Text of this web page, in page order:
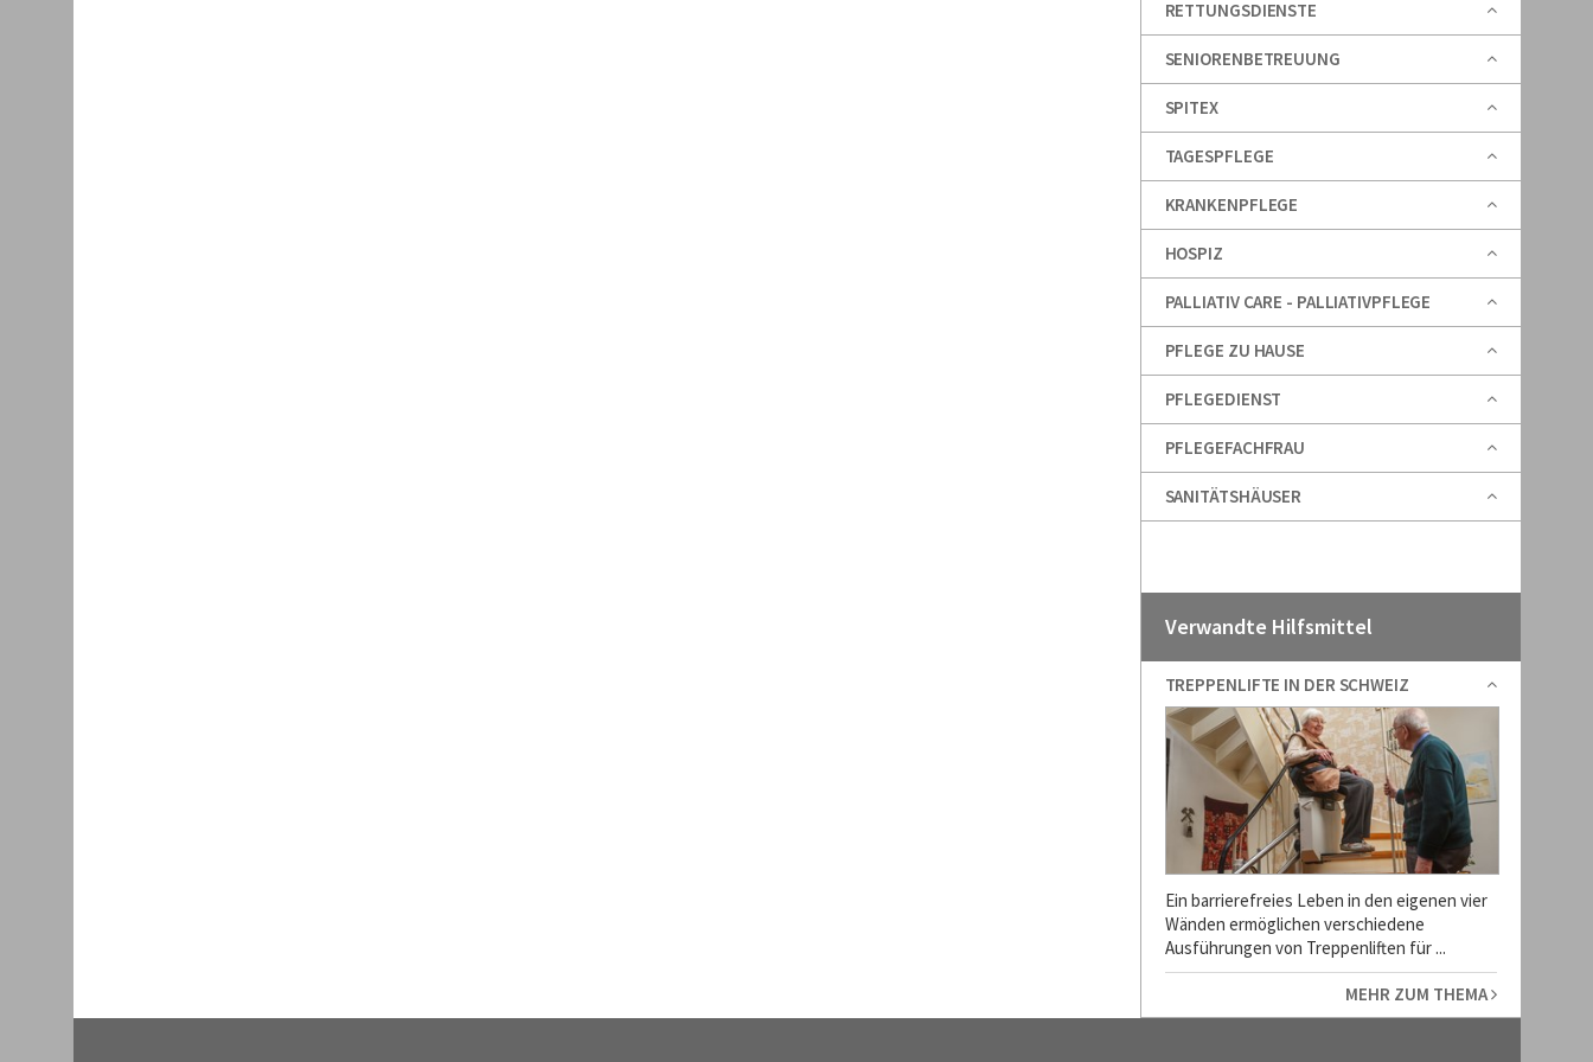
RETTUNGSDIENSTE
SENIORENBETREUUNG
SPITEX
TAGESPFLEGE
KRANKENPFLEGE
HOSPIZ
PALLIATIV CARE - PALLIATIVPFLEGE
PFLEGE ZU HAUSE
PFLEGEDIENST
PFLEGEFACHFRAU
SANITÄTSHÄUSER
Verwandte Hilfsmittel
TREPPENLIFTE IN DER SCHWEIZ
Ein barrierefreies Leben in den eigenen vier
Wänden ermöglichen verschiedene
Ausführungen von Treppenliften für ...
MEHR ZUM THEMA